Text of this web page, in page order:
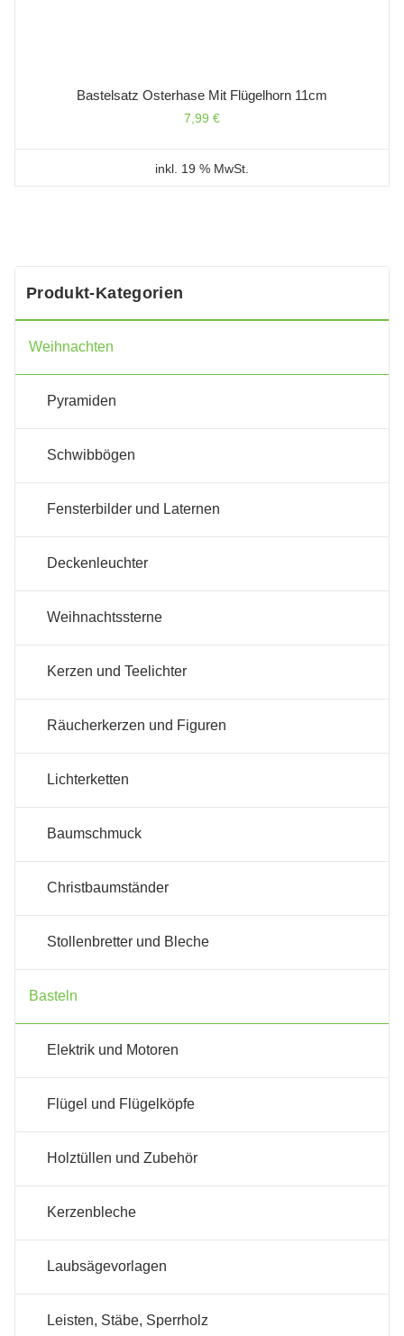
Bastelsatz Osterhase Mit Flügelhorn 11cm
7,99 €
inkl. 19 % MwSt.
Produkt-Kategorien
Weihnachten
Pyramiden
Schwibbögen
Fensterbilder und Laternen
Deckenleuchter
Weihnachtssterne
Kerzen und Teelichter
Räucherkerzen und Figuren
Lichterketten
Baumschmuck
Christbaumständer
Stollenbretter und Bleche
Basteln
Elektrik und Motoren
Flügel und Flügelköpfe
Holztüllen und Zubehör
Kerzenbleche
Laubsägevorlagen
Leisten, Stäbe, Sperrholz